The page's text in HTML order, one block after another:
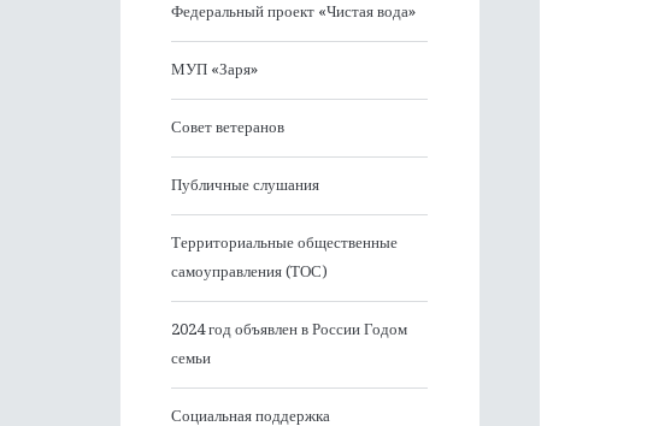
Федеральный проект «Чистая вода»
МУП «Заря»
Совет ветеранов
Публичные слушания
Территориальные общественные
самоуправления (ТОС)
2024 год объявлен в России Годом
семьи
Социальная поддержка